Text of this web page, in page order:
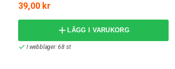
39,00 kr
LÄGG I VARUKORG
I webblager: 68 st